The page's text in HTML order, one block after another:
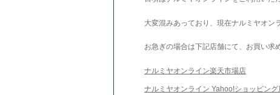
大変混みあっており、現在ナルミヤオン
お急ぎの場合は下記店舗にて、お買い求
ナルミヤオンライン楽天市場店
ナルミヤオンライン Yahoo!ショッピング